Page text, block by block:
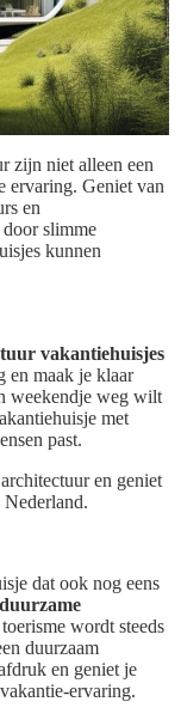
zijn niet alleen een
ervaring. Geniet van
en
door slimme
kunnen
vakantiehuisjes
en maak je klaar
weekendje weg wilt
met
past.
en geniet
dat ook nog eens
duurzame
wordt steeds
duurzaam
en geniet je
ervaring.